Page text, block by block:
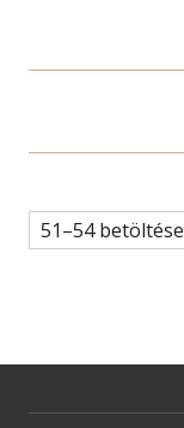
51–54 betöltése